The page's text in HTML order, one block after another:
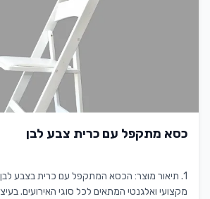
כסא מתקפל עם כרית צבע לבן
1. תיאור מוצר: הכסא המתקפל עם כרית בצבע
מקצועי ואלגנטי המתאים לכל סוגי האירועים.